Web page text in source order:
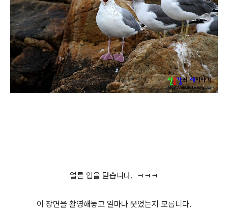
얼른 입을 닫습니다. ㅋㅋㅋ
이 장면을 촬영해놓고 얼마나 웃었는지 모릅니다.